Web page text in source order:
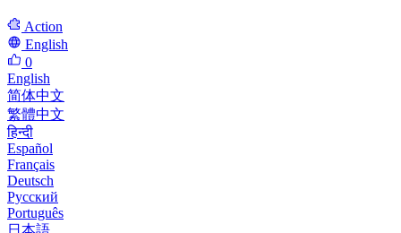
Action
English
0
English
简体中文
繁體中文
हिन्दी
Español
Français
Deutsch
Русский
Português